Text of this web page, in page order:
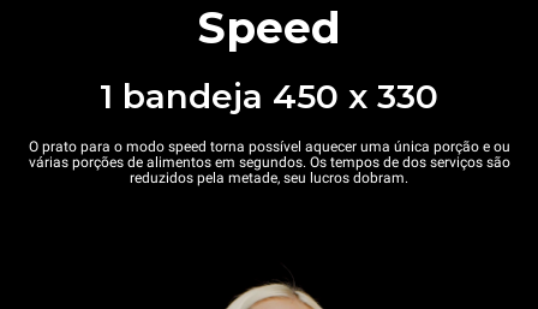
Speed
1 bandeja 450 x 330
O prato para o modo speed torna possível aquecer uma única porção e ou
várias porções de alimentos em segundos. Os tempos de dos serviços são
reduzidos pela metade, seu lucros dobram.